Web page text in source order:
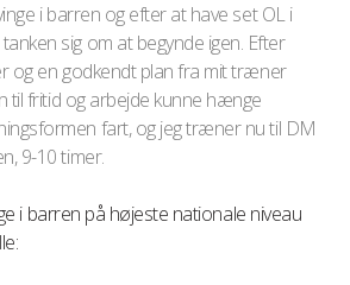
i barren og efter at have set OL i
sig om at begynde igen. Efter
og en godkendt plan fra mit træner
til fritid og arbejde kunne hænge
fart, og jeg træner nu til DM
9-10 timer.
i barren på højeste nationale niveau